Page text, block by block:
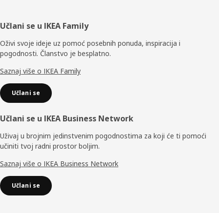
Podnožje
Učlani se u IKEA Family
Oživi svoje ideje uz pomoć posebnih ponuda, inspiracija i
pogodnosti. Članstvo je besplatno.
Saznaj više o IKEA Family
Učlani se
Učlani se u IKEA Business Network
Uživaj u brojnim jedinstvenim pogodnostima za koji će ti pomoći
učiniti tvoj radni prostor boljim.
Saznaj više o IKEA Business Network
Učlani se